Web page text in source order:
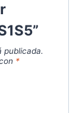
publicada.
*